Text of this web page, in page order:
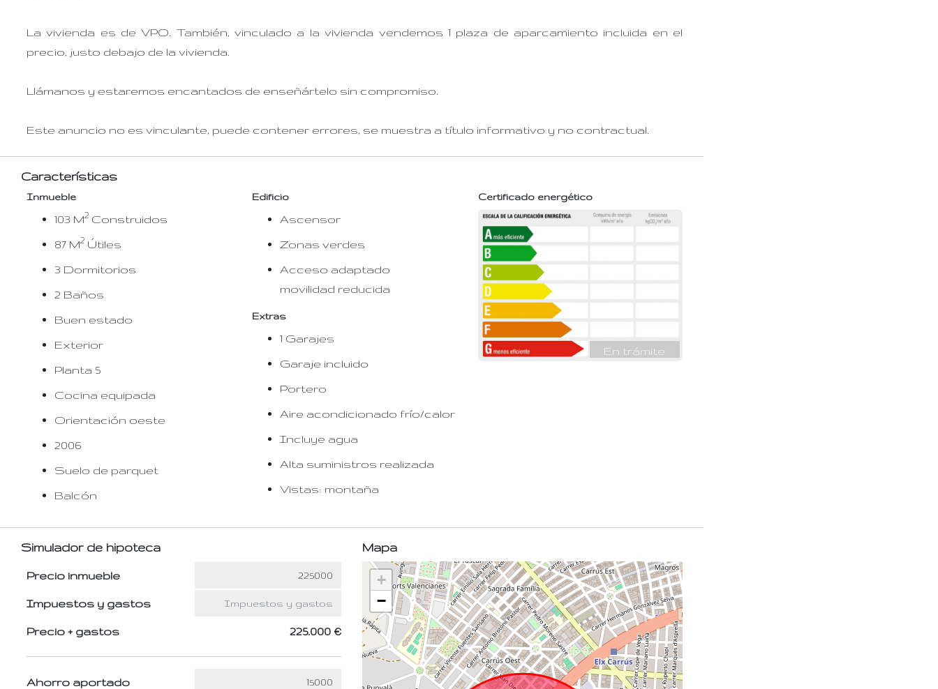
La vivienda es de VPO. También, vinculado a la vivienda vendemos 1 plaza de aparcamiento incluida en el
precio, justo debajo de la vivienda.
Llámanos y estaremos encantados de enseñártelo sin compromiso.
Este anuncio no es vinculante, puede contener errores, se muestra a título informativo y no contractual.
Características
Inmueble
103 M2 Construidos
87 M2 Útiles
3 Dormitorios
2 Baños
Buen estado
Exterior
Planta 5
Cocina equipada
Orientación oeste
2006
Suelo de parquet
Balcón
Edificio
Ascensor
Zonas verdes
Acceso adaptado
movilidad reducida
Extras
1 Garajes
Garaje incluido
Portero
Aire acondicionado frío/calor
Incluye agua
Alta suministros realizada
Vistas: montaña
Certificado energético
En trámite
Simulador de hipoteca
Precio inmueble
Impuestos y gastos
Precio + gastos 225.000 €
Ahorro aportado
Mapa
+
−